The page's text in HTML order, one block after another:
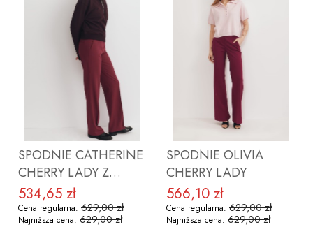
ZOBACZ PRODUKT ZOBACZ PRODUKT
SPODNIE CATHERINE
CHERRY LADY Z
WEŁNĄ
Cena promocyjna
534,65 zł
Cena regularna: 629,00 zł
Najniższa cena: 629,00 zł
SPODNIE OLIVIA
CHERRY LADY
Cena promocyjna
566,10 zł
Cena regularna: 629,00 zł
Najniższa cena: 629,00 zł